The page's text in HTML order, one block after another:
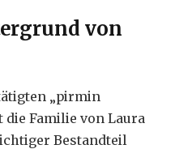
von
„pirmin
Familie von Laura
Bestandteil